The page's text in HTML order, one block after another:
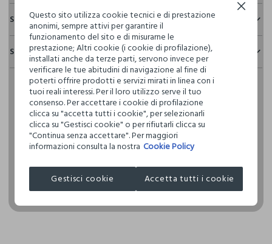
Composizione:
TESSUTO PRINCIPALE: 100% POLIESTERE - FODERA: 100%
POLIESTERE
NON CANDEGGIARE
TEMPERATURA MASSIMA 30°C - PROCEDURA NORMALE
LAVAGGIO A SECCO PROFESSIONALE CON
TETRACLOROETILENE E TUTTI I SOLVENTI INDICATI CON IL
NON ASCIUGARE IN ASCIUGA BIANCHERIA A TAMBURO
ROTATIVO
Sostenibilità e trasparenza
Sicurezza
Il 100% dei nostri articoli viene sottoposto a test chimico-
fisici, per verificarne il rispetto dei limiti che abbiamo
definito per l’uso di sostanze chimiche, talvolta anche più
restrittivi rispetto a quelli previsti dalla normativa
internazionale.
Clicca qui per vedere i dettagli
I nostri fornitori
JIANGSU GUOTAI HUAXIN TRADING
MADE IN CHINA
Spedizione e resi
Hai fino a 30 giorni dalla consegna del tuo ordine online per
cambiare idea e restituire i prodotti che hai acquistato.
Questo sito utilizza cookie tecnici e di prestazione
anonimi, sempre attivi per garantire il
funzionamento del sito e di misurarne le
prestazione; Altri cookie (i cookie di profilazione),
installati anche da terze parti, servono invece per
verificare le tue abitudini di navigazione al fine di
poterti offrire prodotti e servizi mirati in linea con i
tuoi reali interessi. Per il loro utilizzo serve il tuo
consenso. Per accettare i cookie di profilazione
clicca su "accetta tutti i cookie", per selezionarli
clicca su "Gestisci cookie" o per rifiutarli clicca su
"Continua senza accettare". Per maggiori
informazioni consulta la nostra Cookie Policy
Gestisci cookie Accetta tutti i cookie
Continua senza accettare